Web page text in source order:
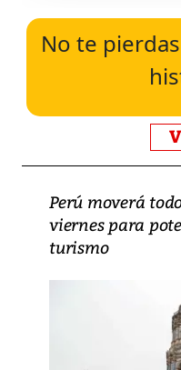
No te
Perú moverá
viernes para
turismo